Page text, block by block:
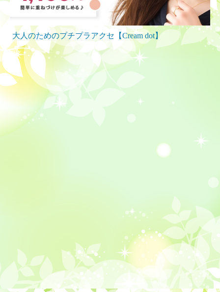
大人のためのプチプラアクセ【Cream dot】